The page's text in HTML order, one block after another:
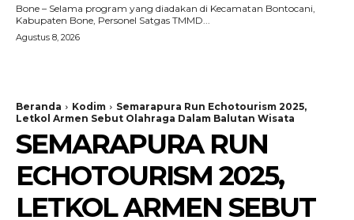
Bone – Selama program yang diadakan di Kecamatan Bontocani,
Kabupaten Bone, Personel Satgas TMMD...
Agustus 8, 2026